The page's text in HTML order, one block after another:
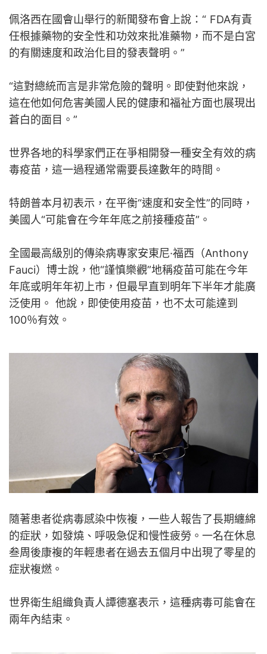
佩洛西在國會山舉行的新聞發布會上說：“ FDA有責
任根據藥物的安全性和功效來批准藥物，而不是白宮
的有關速度和政治化目的發表聲明。”
“這對總統而言是非常危險的聲明。即使對他來說，
這在他如何危害美國人民的健康和福祉方面也展現出
蒼白的面目。”
世界各地的科學家們正在爭相開發一種安全有效的病
毒疫苗，這一過程通常需要長達數年的時間。
特朗普本月初表示，在平衡“速度和安全性”的同時，
美國人“可能會在今年年底之前接種疫苗”。
全國最高級別的傳染病專家安東尼·福西（Anthony
Fauci）博士說，他“謹慎樂觀”地稱疫苗可能在今年
年底或明年年初上市，但最早直到明年下半年才能廣
泛使用。 他說，即使使用疫苗，也不太可能達到
100％有效。
隨著患者從病毒感染中恢複，一些人報告了長期纏綿
的症狀，如發燒、呼吸急促和慢性疲勞。一名在休息
叁周後康複的年輕患者在過去五個月中出現了零星的
症狀複燃。
世界衛生組織負責人譚德塞表示，這種病毒可能會在
兩年內結束。